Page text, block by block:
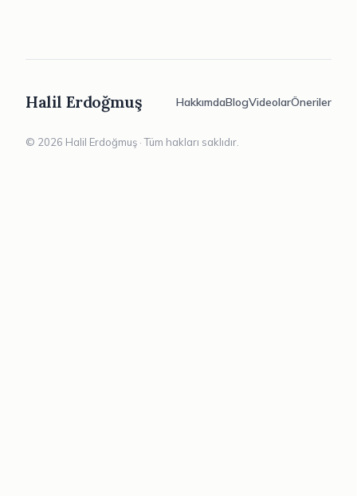
Halil Erdoğmuş HakkımdaBlogVideolarÖneriler
© 2026 Halil Erdoğmuş · Tüm hakları saklıdır.